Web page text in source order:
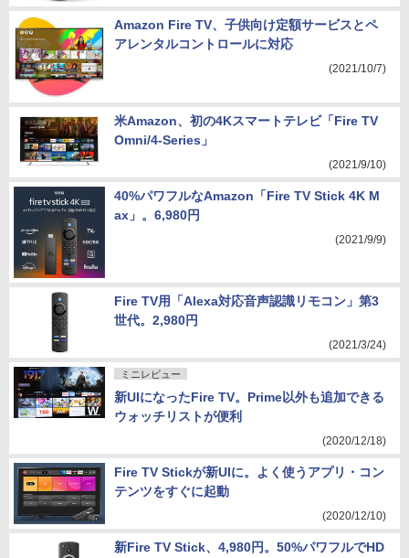
Amazon Fire TV、子供向け定額サービスとペ
アレンタルコントロールに対応
(2021/10/7)
米Amazon、初の4Kスマートテレビ「Fire TV
Omni/4-Series」
(2021/9/10)
40%パワフルなAmazon「Fire TV Stick 4K M
ax」。6,980円
(2021/9/9)
Fire TV用「Alexa対応音声認識リモコン」第3
世代。2,980円
(2021/3/24)
ミニレビュー
新UIになったFire TV。Prime以外も追加できる
ウォッチリストが便利
(2020/12/18)
Fire TV Stickが新UIに。よく使うアプリ・コン
テンツをすぐに起動
(2020/12/10)
新Fire TV Stick、4,980円。50%パワフルでHD